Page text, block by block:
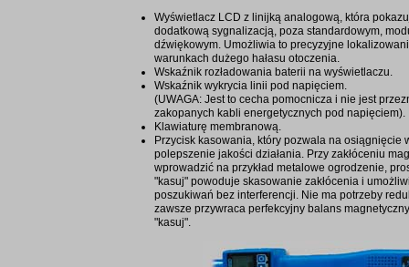
Wyświetlacz LCD z linijką analogową, która
dodatkową sygnalizacją, poza standardowym,
dźwiękowym. Umożliwia to precyzyjne
warunkach dużego hałasu otoczenia.
Wskaźnik rozładowania baterii na wyświetlaczu.
Wskaźnik wykrycia linii pod napięciem.
(UWAGA: Jest to cecha pomocnicza i nie jest
zakopanych kabli energetycznych pod napięciem).
Klawiaturę membranową.
Przycisk kasowania, który pozwala na osiągnięcie
polepszenie jakości działania. Przy zakłóceniu
wprowadzić na przykład metalowe ogrodzenie,
"kasuj" powoduje skasowanie zakłócenia i
poszukiwań bez interferencji. Nie ma potrzeby
zawsze przywraca perfekcyjny balans
"kasuj".